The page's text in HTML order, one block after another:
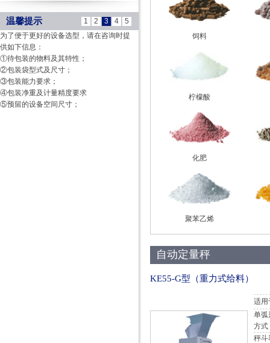
温馨提示 1 2 3 4
5
为了便于更好的设备选型，请在咨询时提
供如下信息：
①待包装的物料及其特性；
②包装袋型式及尺寸；
③包装能力要求；
④包装净重及计量精度要求
⑤预留的设备空间尺寸；
饲料
柠檬酸
化肥
聚苯乙烯
自动定量秤
KE55-G型（重力式给料）
适用
单弧
方式
秤斗